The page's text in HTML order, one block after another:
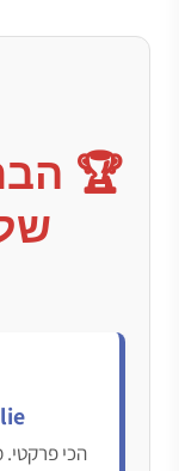
🏆
הכי פרקטי.